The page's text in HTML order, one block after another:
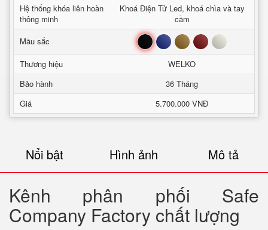
Hệ thống khóa liên hoàn
thông minh
Khoá Điện Tử Led, khoá chìa và tay
cầm
Mầu sắc
Đen Xanh Nâu Đỏ Trắng
Thương hiệu
WELKO
Bảo hành
36 Tháng
Giá
5.700.000 VNĐ
Nổi bật Hình ảnh Mô tả
Kênh phân phối Safe
Company Factory chất lượng